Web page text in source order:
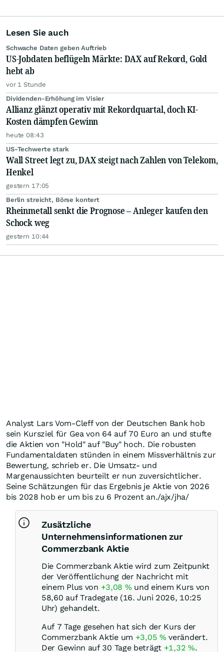
Lesen Sie auch
Schwache Daten geben Auftrieb
US-Jobdaten beflügeln Märkte: DAX auf Rekord, Gold
hebt ab
vor 1 Stunde
Dividenden-Erhöhung im Visier
Allianz glänzt operativ mit Rekordquartal, doch KI-
Kosten dämpfen Gewinn
heute 08:43
US-Techwerte stark
Wall Street legt zu, DAX steigt nach Zahlen von Telekom,
Henkel
gestern 17:05
Berlin streicht, Börse kontert
Rheinmetall senkt die Prognose – Anleger kaufen den
Schock weg
gestern 10:44
Analyst Lars Vom-Cleff von der Deutschen Bank hob
sein Kursziel für Gea von 64 auf 70 Euro an und stufte
die Aktien von "Hold" auf "Buy" hoch. Die robusten
Fundamentaldaten stünden in einem Missverhältnis zur
Bewertung, schrieb er. Die Umsatz- und
Margenaussichten beurteilt er nun zuversichtlicher.
Seine Schätzungen für das Ergebnis je Aktie von 2026
bis 2028 hob er um bis zu 6 Prozent an./ajx/jha/
Zusätzliche
Unternehmensinformationen zur
Commerzbank Aktie
Die Commerzbank Aktie wird zum Zeitpunkt
der Veröffentlichung der Nachricht mit
einem Plus von +3,08 % und einem Kurs von
58,60 auf Tradegate (16. Juni 2026, 10:25
Uhr) gehandelt.
Auf 7 Tage gesehen hat sich der Kurs der
Commerzbank Aktie um +3,05 % verändert.
Der Gewinn auf 30 Tage beträgt +1,32 %.